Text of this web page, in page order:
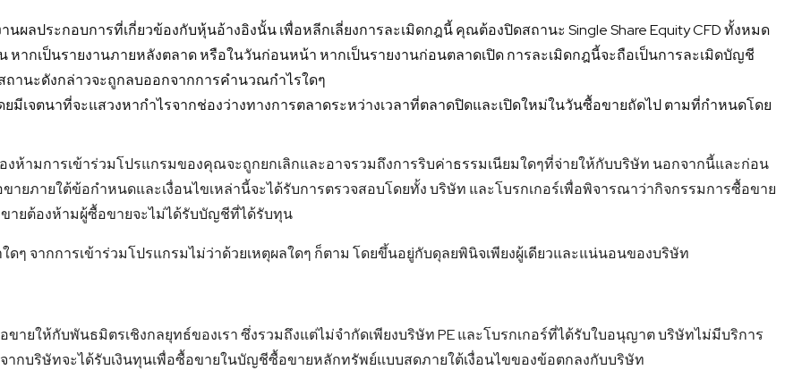
านผลประกอบการที่เกี่ยวข้องกับหุ้นอ้างอิงนั้น เพื่อหลีกเลี่ยงการละเมิดกฎนี้ คุณต้องปิดสถานะ Single Share Equity CFD ทั้งหมด
หากเป็นรายงานภายหลังตลาด หรือในวันก่อนหน้า หากเป็นรายงานก่อนตลาดเปิด การละเมิดกฎนี้จะถือเป็นการละเมิดบัญชี
านะดังกล่าวจะถูกลบออกจากการคำนวณกำไรใดๆ
มีเจตนาที่จะแสวงหากำไรจากช่องว่างทางการตลาดระหว่างเวลาที่ตลาดปิดและเปิดใหม่ในวันซื้อขายถัดไป ตามที่กำหนดโดย
ามการเข้าร่วมโปรแกรมของคุณจะถูกยกเลิกและอาจรวมถึงการริบค่าธรรมเนียมใดๆที่จ่ายให้กับบริษัท นอกจากนี้และก่อน
ภายใต้ข้อกําหนดและเงื่อนไขเหล่านี้จะได้รับการตรวจสอบโดยทั้ง บริษัท และโบรกเกอร์เพื่อพิจารณาว่ากิจกรรมการซื้อขาย
ายต้องห้ามผู้ซื้อขายจะไม่ได้รับบัญชีที่ได้รับทุน
จากการเข้าร่วมโปรแกรมไม่ว่าด้วยเหตุผลใดๆ ก็ตาม โดยขึ้นอยู่กับดุลยพินิจเพียงผู้เดียวและแน่นอนของบริษัท
ให้กับพันธมิตรเชิงกลยุทธ์ของเรา ซึ่งรวมถึงแต่ไม่จำกัดเพียงบริษัท PE และโบรกเกอร์ที่ได้รับใบอนุญาต บริษัทไม่มีบริการ
ากบริษัทจะได้รับเงินทุนเพื่อซื้อขายในบัญชีซื้อขายหลักทรัพย์แบบสดภายใต้เงื่อนไขของข้อตกลงกับบริษัท